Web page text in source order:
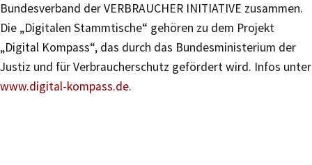
Bundesverband der VERBRAUCHER INITIATIVE zusammen.
Die „Digitalen Stammtische“ gehören zu dem Projekt
„Digital Kompass“, das durch das Bundesministerium der
Justiz und für Verbraucherschutz gefördert wird. Infos unter
www.digital-kompass.de.